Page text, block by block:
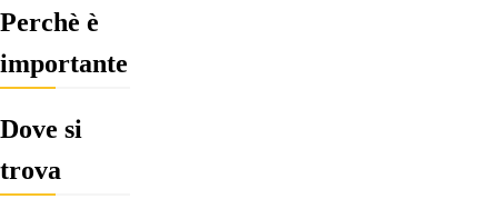
Perchè è
importante
Dove si
trova